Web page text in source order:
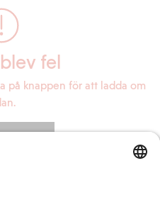
fel
på knappen för att ladda om